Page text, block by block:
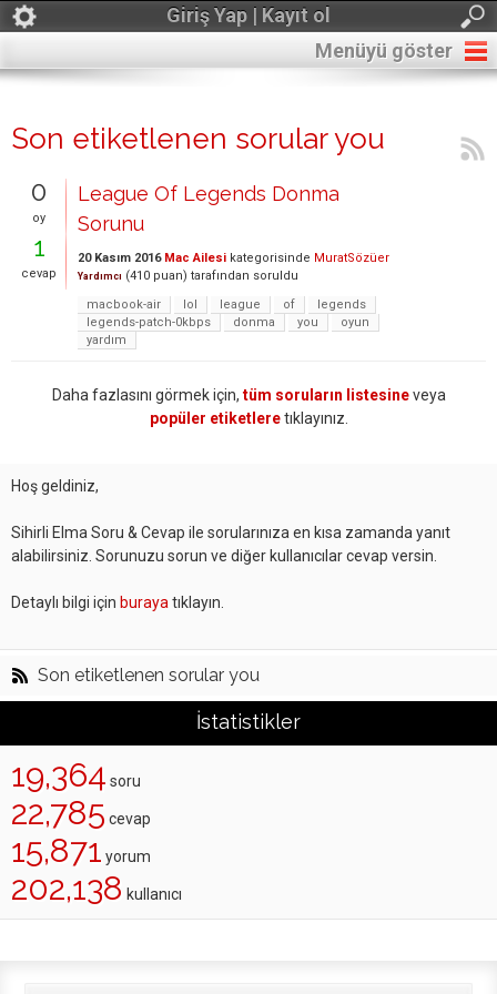
Giriş Yap | Kayıt ol
Menüyü göster
Son etiketlenen sorular you
0
oy
1
cevap
League Of Legends Donma
Sorunu
20 Kasım 2016 Mac Ailesi kategorisinde MuratSözüer
Yardımcı (410 puan) tarafından soruldu
macbook-air
lol league of
legends
legends-patch-0kbps
donma you
oyun
yardım
Daha fazlasını görmek için, tüm soruların listesineveya
popüler etiketleretıklayınız.
Hoş geldiniz,
Sihirli Elma Soru & Cevap ile sorularınıza en kısa zamanda yanıt
alabilirsiniz. Sorunuzu sorun ve diğer kullanıcılar cevap versin.
Detaylı bilgi için buraya tıklayın.
Son etiketlenen sorular you
İstatistikler
19,364 soru
22,785 cevap
15,871 yorum
202,138 kullanıcı